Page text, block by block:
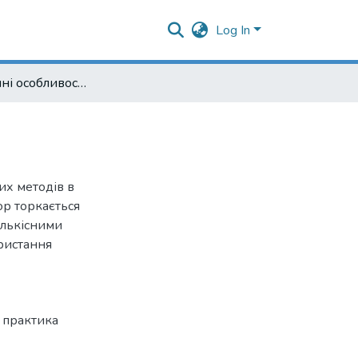
Log In
Методологічні особливості якісних методів
методів в
торкається